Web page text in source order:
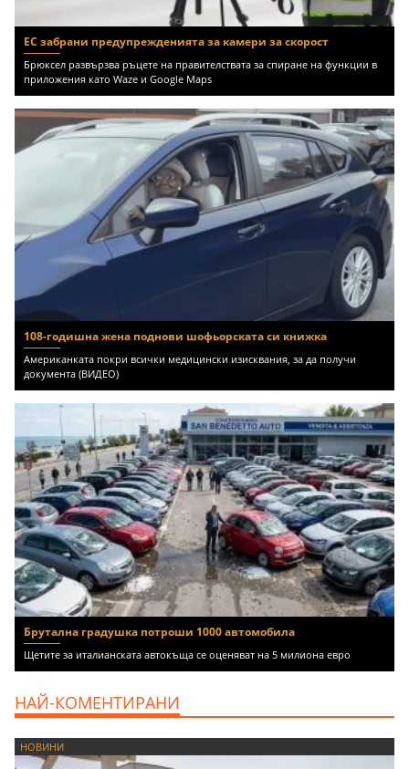
ЕС забрани предупрежденията за камери за скорост
Брюксел развързва ръцете на правителствата за спиране на функции в
приложения като Waze и Google Maps
108-годишна жена поднови шофьорската си книжка
Американката покри всички медицински изисквания, за да получи
документа (ВИДЕО)
Брутална градушка потроши 1000 автомобила
Щетите за италианската автокъща се оценяват на 5 милиона евро
НАЙ-КОМЕНТИРАНИ
НОВИНИ